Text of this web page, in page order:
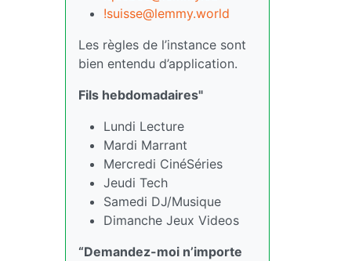
!suisse@lemmy.world
Les règles de l’instance sont
bien entendu d’application.
Fils hebdomadaires"
Lundi Lecture
Mardi Marrant
Mercredi CinéSéries
Jeudi Tech
Samedi DJ/Musique
Dimanche Jeux Videos
“Demandez-moi n’importe